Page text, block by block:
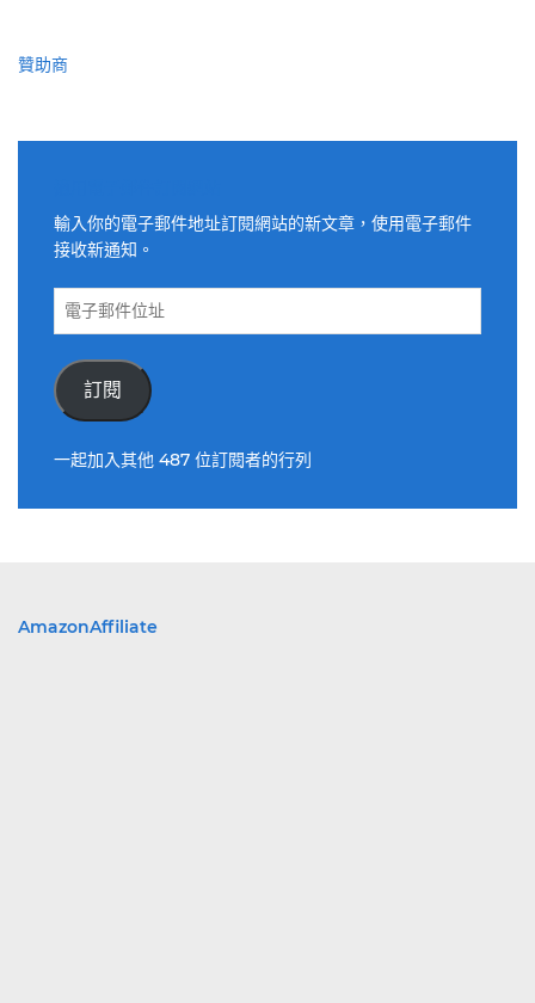
贊助商
輸入你的電子郵件地址訂閱網站的新文章，使用電子郵件
接收新通知。
電
件
位
訂閱
一起加入其他 487 位訂閱者的行列
AmazonAffiliate